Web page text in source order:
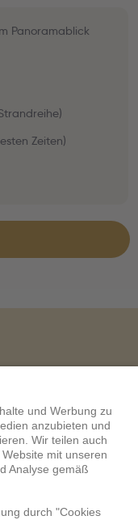
Panoramablick
Zeiten)